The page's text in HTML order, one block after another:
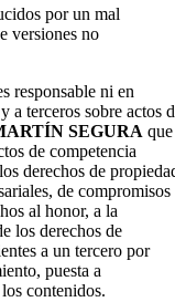
por un mal
versiones no
responsable ni en
a terceros sobre actos
SEGURA que
de competencia
derechos de
de compromisos
al honor, a la
los derechos de
a un tercero por
puesta a
contenidos.